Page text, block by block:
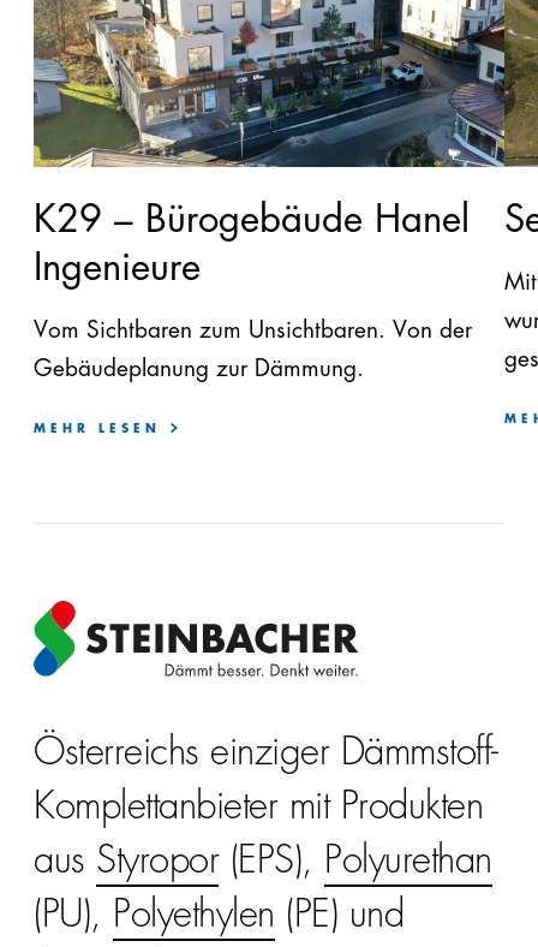
K29 – Bürogebäude Hanel
Ingenieure
Vom Sichtbaren zum Unsichtbaren. Von der
Gebäudeplanung zur Dämmung.
MEHR LESEN
Österreichs einziger Dämmstoff-
Komplettanbieter mit Produkten
aus Styropor(EPS), Polyurethan
(PU), Polyethylen (PE) und